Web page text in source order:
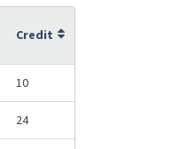
Credit
10
24